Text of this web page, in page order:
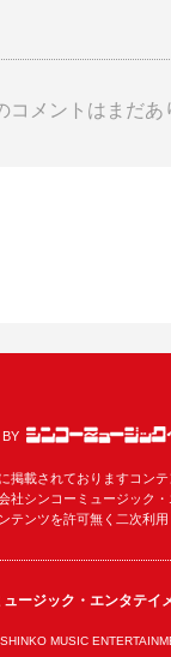
コメントはまだあ
BY
掲載されておりますコン
社シンコーミュージック
テンツを許可無く二次利
ージック・エンタテイ
MUSIC